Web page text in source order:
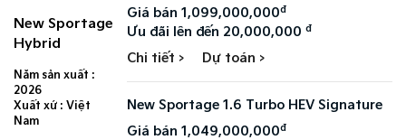
New Sportage
Hybrid
Năm sản xuất :
2026
Xuất xứ : Việt
Nam
Giá bán 1,099,000,000đ
Ưu đãi lên đến 20,000,000đ
Chi tiết > Dự toán >
New Sportage 1.6 Turbo HEV Signature
Giá bán 1,049,000,000đ